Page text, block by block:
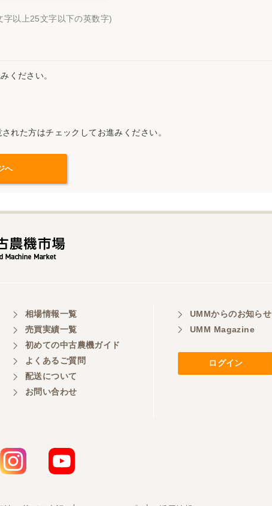
字以上25文字以下の英数字)
ください。
れた方はチェックしてお進みください。
相場情報一覧
売買実績一覧
初めての中古農機ガイド
よくあるご質問
配送について
お問い合わせ
UMMからのお知らせ
UMM Magazine
ログイン